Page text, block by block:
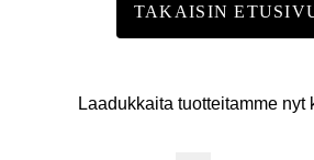
TAKAISIN
Laadukkaita tuotteitamme nyt